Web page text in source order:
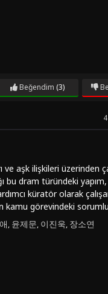
Beğendim (3)
aşk ilişkileri üzerinden
bu dram türündeki
küratör olarak
kamu görevindeki
bağlar giderek
kalmayıp aynı
, 윤제문, 이진욱, 장소연